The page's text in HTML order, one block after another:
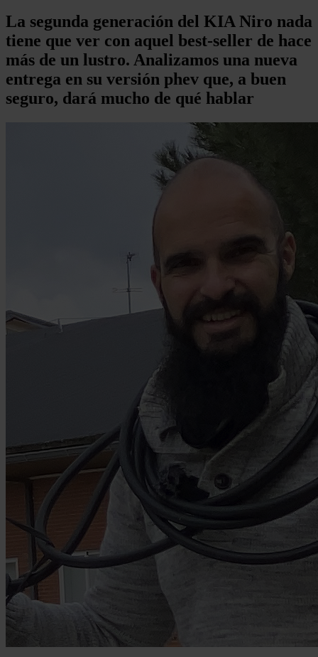
La segunda generación del KIA Niro nada
tiene que ver con aquel best-seller de hace
más de un lustro. Analizamos una nueva
entrega en su versión phev que, a buen
seguro, dará mucho de qué hablar